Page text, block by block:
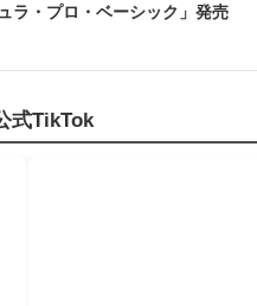
ラ・プロ・ベーシック」発売
式TikTok